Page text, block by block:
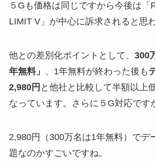
５Gも価格は同じですから今後は「
LIMIT V」が中心に訴求されると思
他との差別化ポイントとして、 300
年無料」 、1年無料が終わった後も
2,980円 と他社と比較して半額以上
なっています。さらに５G対応です
2,980円（300万名は1年無料）でデ
題なのかすごいですね。